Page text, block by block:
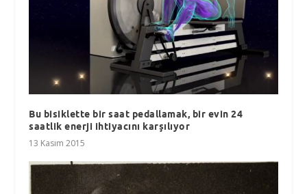
Bu bisiklette bir saat pedallamak, bir evin 24
saatlik enerji ihtiyacını karşılıyor
13 Kasım 2015